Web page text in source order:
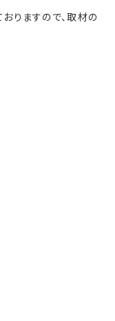
りますので、取材の